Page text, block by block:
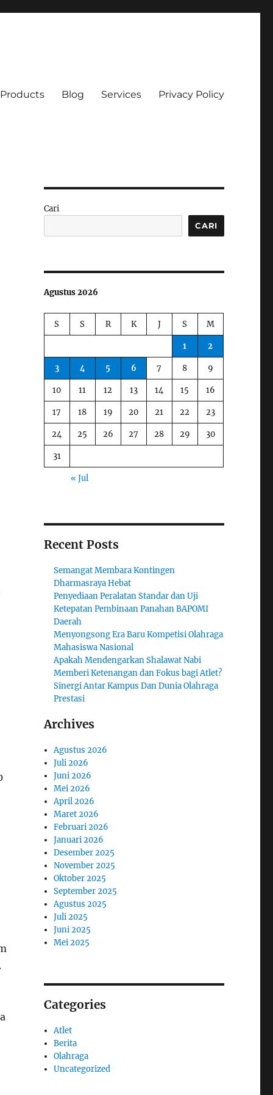
Products Blog Services Privacy Policy
Cari
CARI
Agustus 2026
S S R K J S M
1 2
3 4 5 6 7 8 9
10 11 12 13 14 15 16
17 18 19 20 21 22 23
24 25 26 27 28 29 30
31
« Jul
Recent Posts
Semangat Membara Kontingen
Dharmasraya Hebat
Penyediaan Peralatan Standar dan Uji
Ketepatan Pembinaan Panahan BAPOMI
Daerah
Menyongsong Era Baru Kompetisi Olahraga
Mahasiswa Nasional
Apakah Mendengarkan Shalawat Nabi
Memberi Ketenangan dan Fokus bagi Atlet?
Sinergi Antar Kampus Dan Dunia Olahraga
Prestasi
Archives
Agustus 2026
Juli 2026
Juni 2026
Mei 2026
April 2026
Maret 2026
Februari 2026
Januari 2026
Desember 2025
November 2025
Oktober 2025
September 2025
Agustus 2025
Juli 2025
Juni 2025
Mei 2025
Categories
Atlet
Berita
Olahraga
Uncategorized